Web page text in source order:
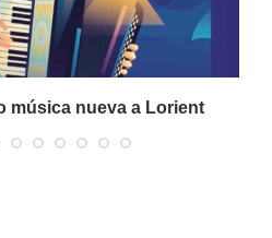
música nueva a Lorient